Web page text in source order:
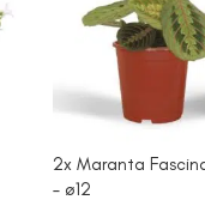
2x Maranta
– ø12